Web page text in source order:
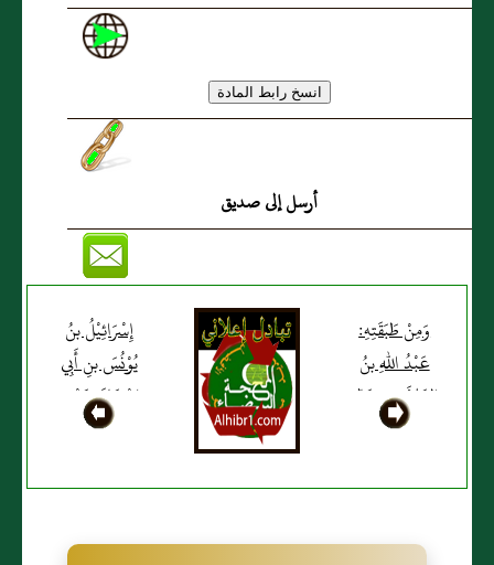
أرسل إلى صديق
وَمِنْ طَبَقَتِهِ:
عَبْدُ اللهِ بنُ
العَلاَءِ بنِ خَالِدٍ
البَصْرِيُّ
إِسْرَائِيْلُ بنُ
يُوْنُسَ بنِ أَبِي
إِسْحَاقَ عَمْرِو
بنِ عَبْدِ اللهِ